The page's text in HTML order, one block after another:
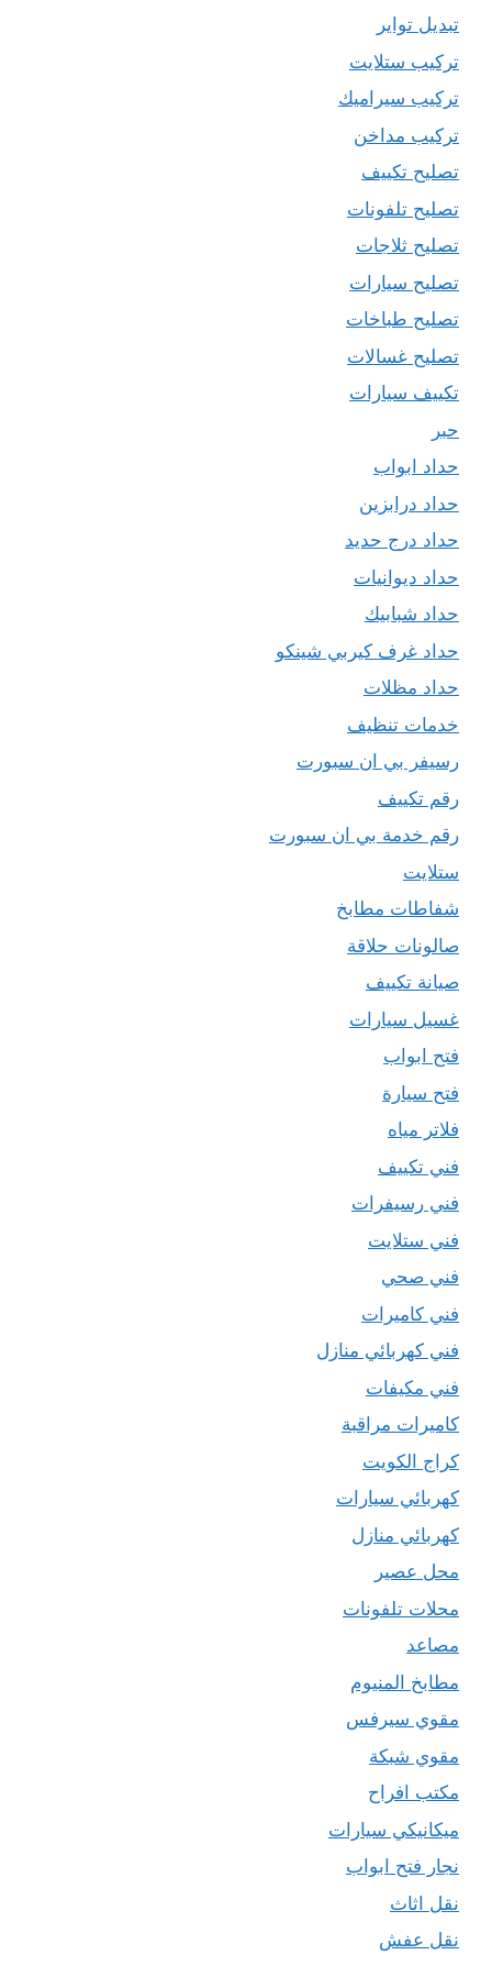
تبديل تواير
تركيب ستلايت
تركيب سيراميك
تركيب مداخن
تصليح تكييف
تصليح تلفونات
تصليح ثلاجات
تصليح سيارات
تصليح طباخات
تصليح غسالات
تكييف سيارات
حبر
حداد ابواب
حداد درابزين
حداد درج حديد
حداد ديوانيات
حداد شبابيك
حداد غرف كيربي شينكو
حداد مظلات
خدمات تنظيف
رسيفر بي ان سبورت
رقم تكييف
رقم خدمة بي ان سبورت
ستلايت
شفاطات مطابخ
صالونات حلاقة
صيانة تكييف
غسيل سيارات
فتح ابواب
فتح سيارة
فلاتر مياه
فني تكييف
فني رسيفرات
فني ستلايت
فني صحي
فني كاميرات
فني كهربائي منازل
فني مكيفات
كاميرات مراقبة
كراج الكويت
كهربائي سيارات
كهربائي منازل
محل عصير
محلات تلفونات
مصاعد
مطابخ المنيوم
مقوي سيرفس
مقوي شبكة
مكتب افراح
ميكانيكي سيارات
نجار فتح ابواب
نقل اثاث
نقل عفش